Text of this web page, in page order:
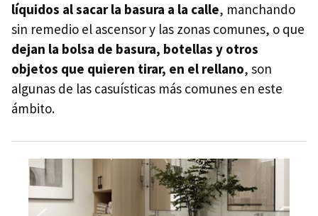
líquidos al sacar la basura a la calle, manchando
sin remedio el ascensor y las zonas comunes, o que
dejan la bolsa de basura, botellas y otros
objetos que quieren tirar, en el rellano, son
algunas de las casuísticas más comunes en este
ámbito.